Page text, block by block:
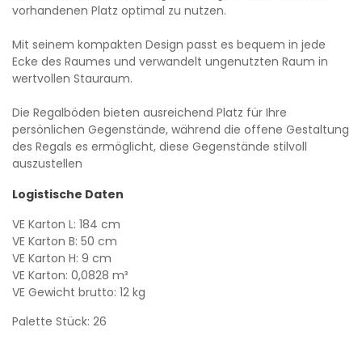
vorhandenen Platz optimal zu nutzen.
Mit seinem kompakten Design passt es bequem in jede
Ecke des Raumes und verwandelt ungenutzten Raum in
wertvollen Stauraum.
Die Regalböden bieten ausreichend Platz für Ihre
persönlichen Gegenstände, während die offene Gestaltung
des Regals es ermöglicht, diese Gegenstände stilvoll
auszustellen
Logistische Daten
VE Karton L: 184 cm
VE Karton B: 50 cm
VE Karton H: 9 cm
VE Karton: 0,0828 m³
VE Gewicht brutto: 12 kg
Palette Stück: 26